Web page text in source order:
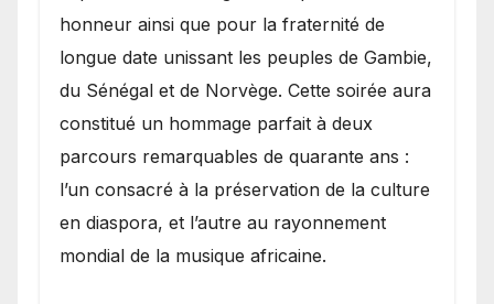
honneur ainsi que pour la fraternité de
longue date unissant les peuples de Gambie,
du Sénégal et de Norvège. Cette soirée aura
constitué un hommage parfait à deux
parcours remarquables de quarante ans :
l’un consacré à la préservation de la culture
en diaspora, et l’autre au rayonnement
mondial de la musique africaine.